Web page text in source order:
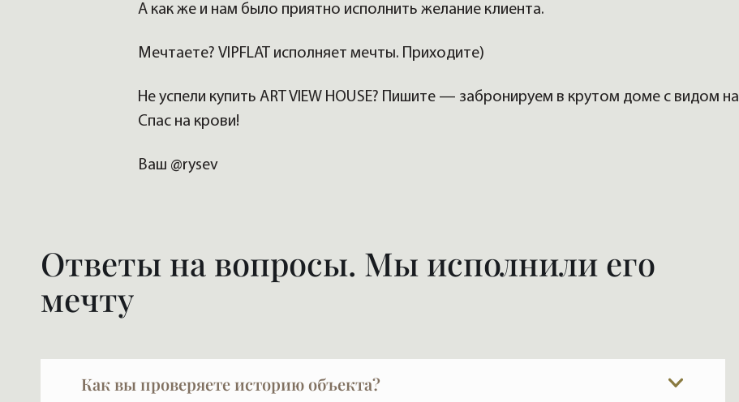
А как же и нам было приятно исполнить желание клиента.
Мечтаете? VIPFLAT исполняет мечты. Приходите)
Не успели купить ART VIEW HOUSE? Пишите — забронируем в крутом доме с видом на
Спас на крови!
Ваш @rysev
Ответы на вопросы. Мы исполнили его
мечту
Как вы проверяете историю объекта?